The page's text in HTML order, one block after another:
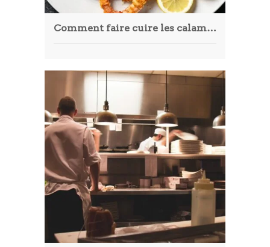
Comment faire cuire les calamars pour sublimer leur saveur ?